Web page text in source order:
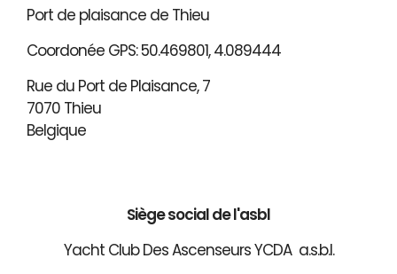
Port de plaisance de Thieu
Coordonée GPS: 50.469801, 4.089444
Rue du Port de Plaisance, 7
7070 Thieu
Belgique
Siège social de l'asbl
Yacht Club Des Ascenseurs YCDA a.s.b.l.